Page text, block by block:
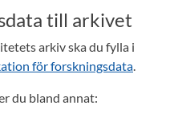
till arkivet
arkiv ska du fylla i
för forskningsdata.
du bland annat: